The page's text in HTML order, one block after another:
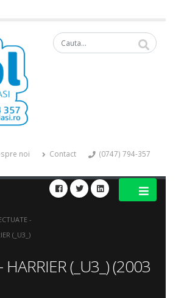
noi Contact (0747) 794-357
-
(_U3_)
HARRIER (_U3_) (2003